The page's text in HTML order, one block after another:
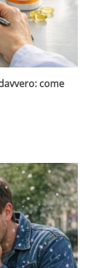
come